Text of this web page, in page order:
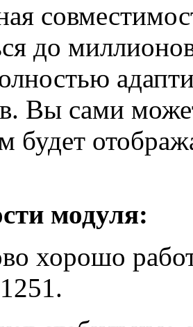
до
Вы сами
будет
модуля:
хорошо